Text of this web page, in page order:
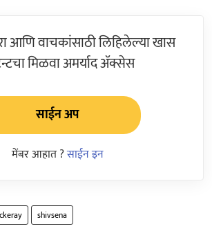
आणि वाचकांसाठी लिहिलेल्या खास
मिळवा अमर्याद ॲक्सेस
साईन अप
मेंबर आहात ?साईन इन
shivsena